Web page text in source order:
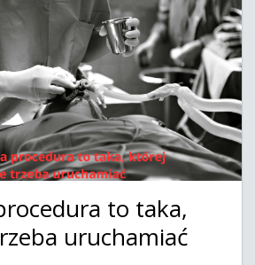
to taka,
uruchamiać